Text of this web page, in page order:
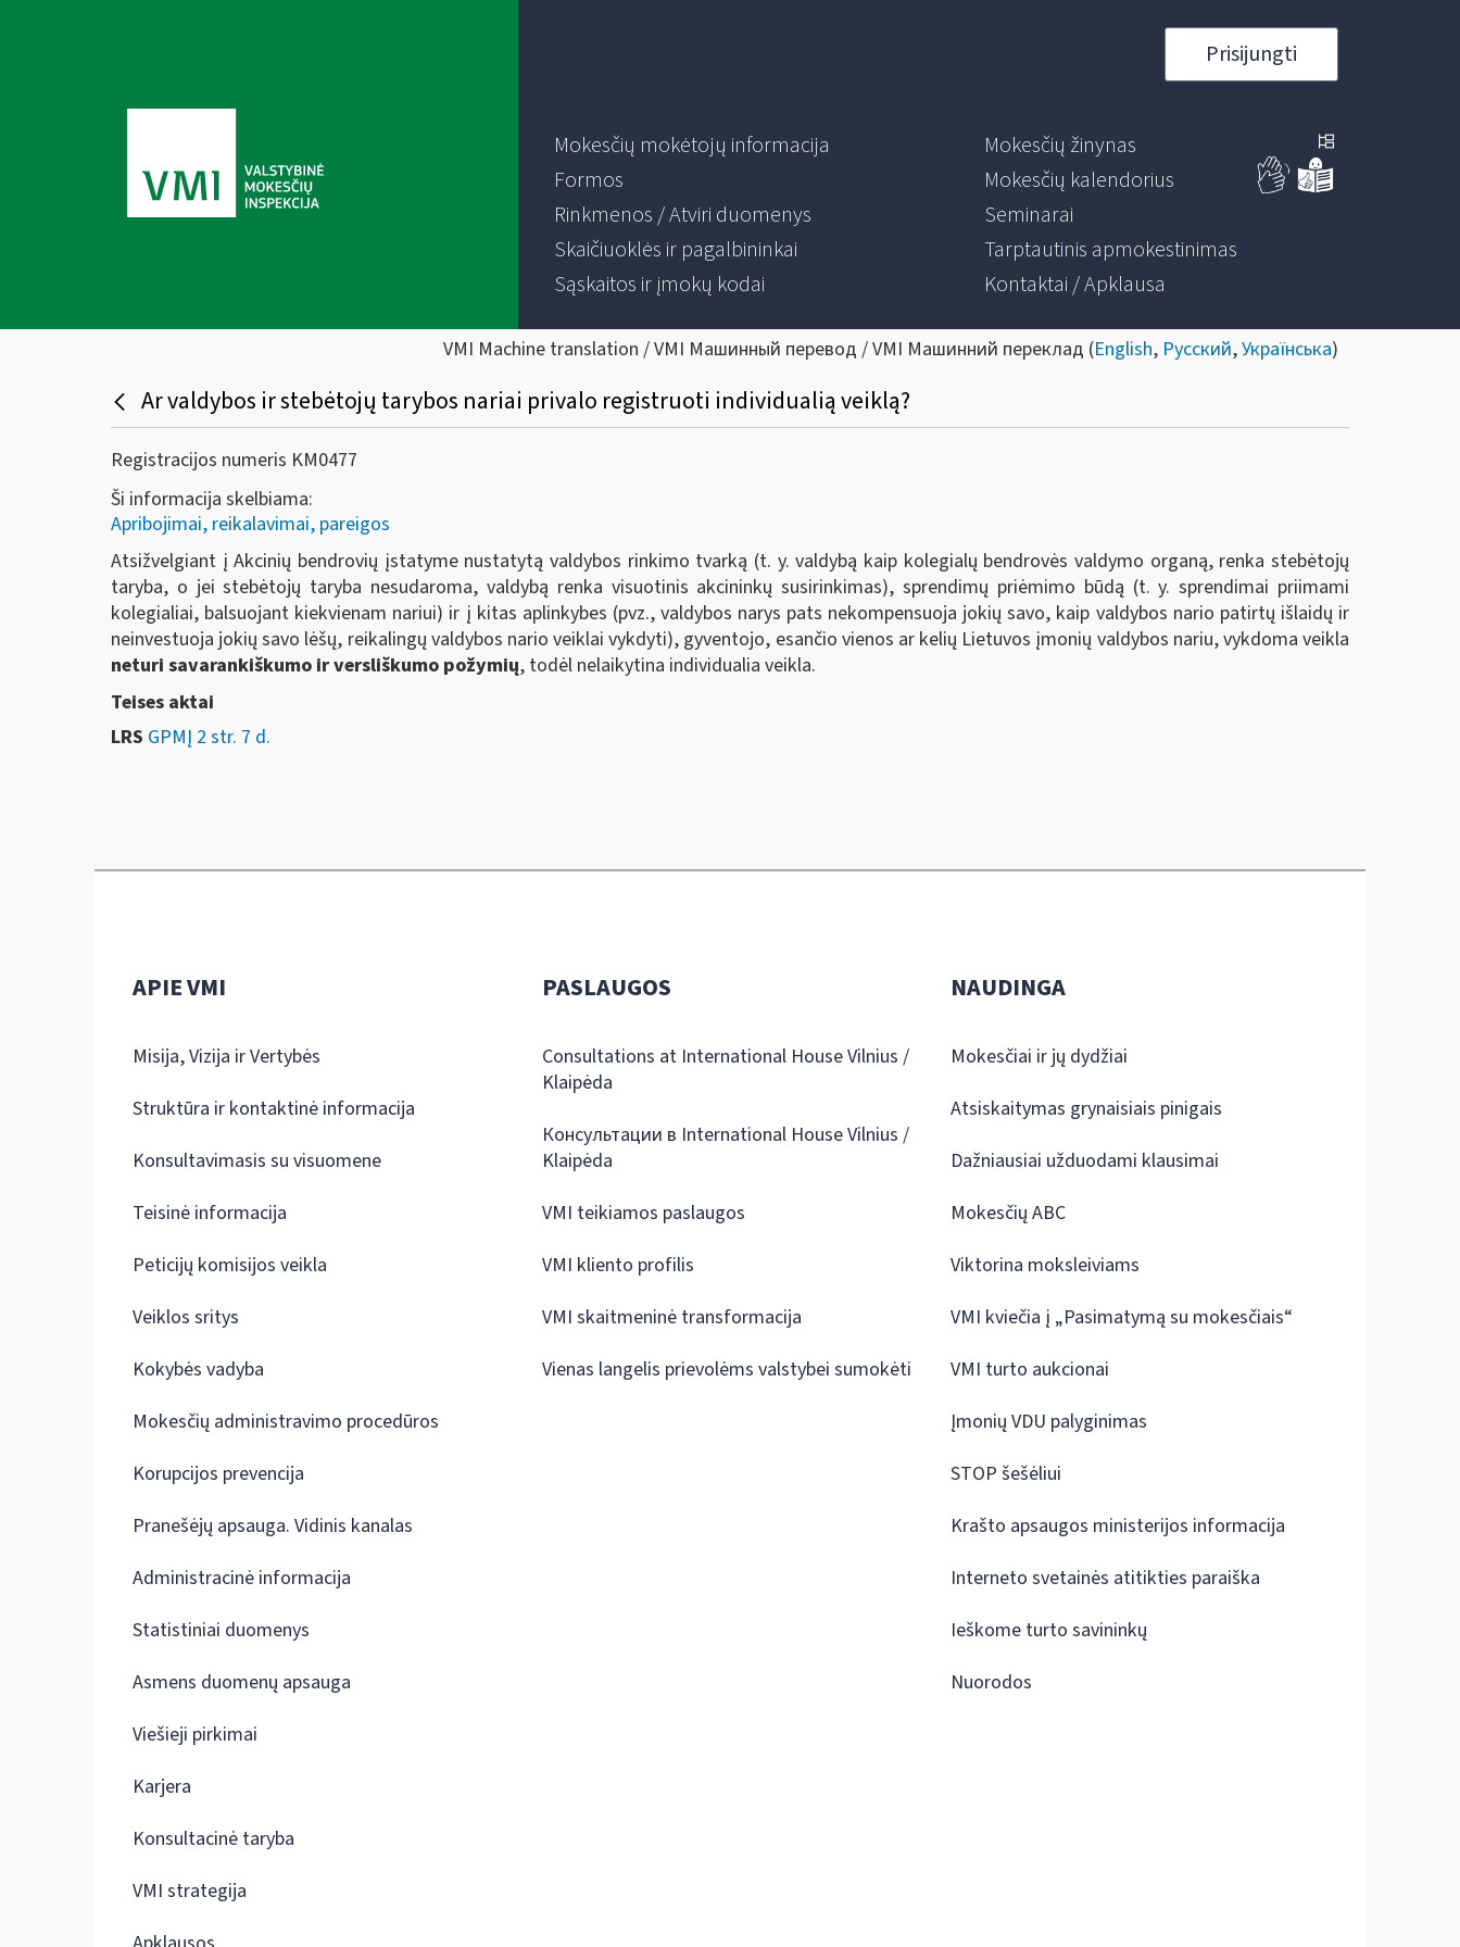
Prisijungti
Mokesčių mokėtojų informacija
Formos
Rinkmenos / Atviri duomenys
Skaičiuoklės ir pagalbininkai
Sąskaitos ir įmokų kodai
Mokesčių žinynas
Mokesčių kalendorius
Seminarai
Tarptautinis apmokestinimas
Kontaktai / Apklausa
VMI Machine translation / VMI Машинный перевод / VMI Машинний переклад (English, Русский,Українська)
Ar valdybos ir stebėtojų tarybos nariai privalo registruoti individualią veiklą?
Registracijos numeris KM0477
Ši informacija skelbiama:
Apribojimai, reikalavimai, pareigos
Atsižvelgiant į Akcinių bendrovių įstatyme nustatytą valdybos rinkimo tvarką (t. y. valdybą kaip kolegialų bendrovės valdymo organą, renka stebėtojų
taryba, o jei stebėtojų taryba nesudaroma, valdybą renka visuotinis akcininkų susirinkimas), sprendimų priėmimo būdą (t. y. sprendimai priimami
kolegialiai, balsuojant kiekvienam nariui) ir į kitas aplinkybes (pvz., valdybos narys pats nekompensuoja jokių savo, kaip valdybos nario patirtų išlaidų ir
neinvestuoja jokių savo lėšų, reikalingų valdybos nario veiklai vykdyti), gyventojo, esančio vienos ar kelių Lietuvos įmonių valdybos nariu, vykdoma veikla
neturi savarankiškumo ir versliškumo požymių, todėl nelaikytina individualia veikla.
Teises aktai
LRS GPMĮ 2 str. 7 d.
APIE VMI
Misija, Vizija ir Vertybės
Struktūra ir kontaktinė informacija
Konsultavimasis su visuomene
Teisinė informacija
Peticijų komisijos veikla
Veiklos sritys
Kokybės vadyba
Mokesčių administravimo procedūros
Korupcijos prevencija
Pranešėjų apsauga. Vidinis kanalas
Administracinė informacija
Statistiniai duomenys
Asmens duomenų apsauga
Viešieji pirkimai
Karjera
Konsultacinė taryba
VMI strategija
PASLAUGOS
Consultations at International House Vilnius /
Klaipėda
Консультации в International House Vilnius /
Klaipėda
VMI teikiamos paslaugos
VMI kliento profilis
VMI skaitmeninė transformacija
Vienas langelis prievolėms valstybei sumokėti
NAUDINGA
Mokesčiai ir jų dydžiai
Atsiskaitymas grynaisiais pinigais
Dažniausiai užduodami klausimai
Mokesčių ABC
Viktorina moksleiviams
VMI kviečia į „Pasimatymą su mokesčiais“
VMI turto aukcionai
Įmonių VDU palyginimas
STOP šešėliui
Krašto apsaugos ministerijos informacija
Interneto svetainės atitikties paraiška
Ieškome turto savininkų
Nuorodos